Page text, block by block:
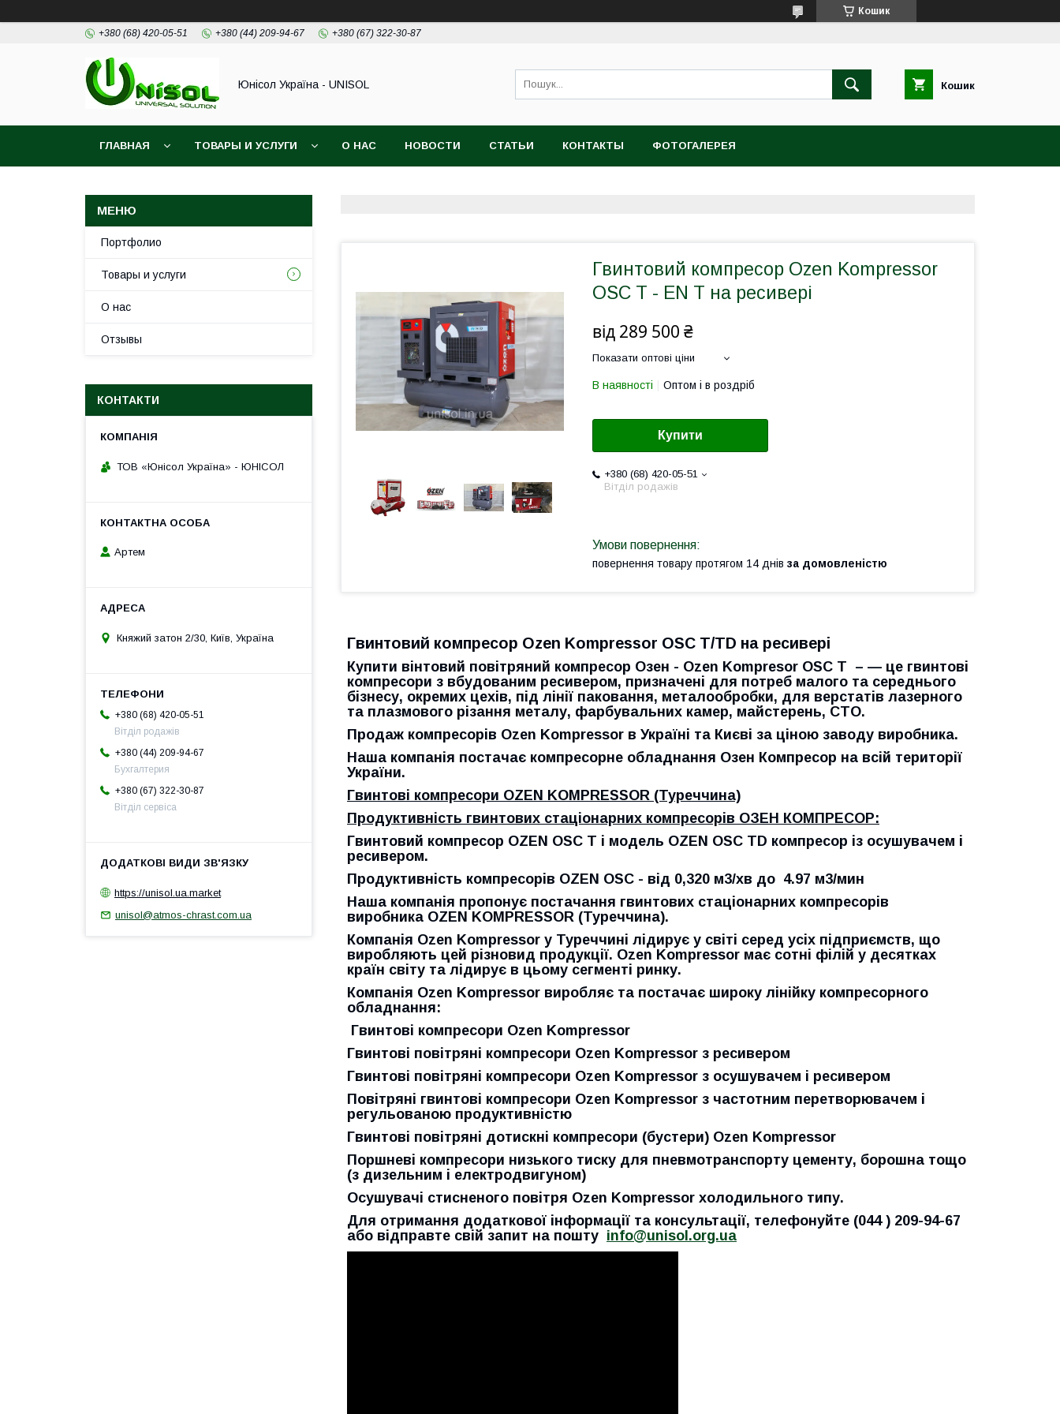
Кошик
+380 (68) 420-05-51 +380 (44) 209-94-67 +380 (67) 322-30-87
Юнісол Україна - UNISOL Кошик
ГЛАВНАЯ ТОВАРЫ И УСЛУГИ О НАС НОВОСТИ СТАТЬИ КОНТАКТЫ ФОТОГАЛЕРЕЯ
Гвинтовий компресор Ozen Kompressor
OSC T - EN T на ресивері
від 289 500 ₴
Показати оптові ціни
В наявності Оптом і в роздріб
Купити
+380 (68) 420-05-51
Вітділ родажів
повернення товару протягом 14 днів за домовленістю
Гвинтовий компресор Ozen Kompressor OSC T/TD на ресивері
Купити вінтовий повітряний компресор Озен - Ozen Kompresor OSC T – — це гвинтові
компресори з вбудованим ресивером, призначені для потреб малого та середнього
бізнесу, окремих цехів, під лінії паковання, металообробки, для верстатів лазерного
та плазмового різання металу, фарбувальних камер, майстерень, СТО.
Продаж компресорів Ozen Kompressor в Україні та Києві за ціною заводу виробника.
Наша компанія постачає компресорне обладнання Озен Компресор на всій території
України.
Гвинтові компресори OZEN KOMPRESSOR (Туреччина)
Продуктивність гвинтових стаціонарних компресорів ОЗЕН КОМПРЕСОР:
Гвинтовий компресор OZEN OSC T і модель OZEN OSC TD компресор із осушувачем і
ресивером.
Продуктивність компресорів OZEN OSC - від 0,320 м3/хв до 4.97 м3/мин
Наша компанія пропонує постачання гвинтових стаціонарних компресорів
виробника OZEN KOMPRESSOR (Туреччина).
Компанія Ozen Kompressor у Туреччині лідирує у світі серед усіх підприємств, що
виробляють цей різновид продукції. Ozen Kompressor має сотні філій у десятках
країн світу та лідирує в цьому сегменті ринку.
Компанія Ozen Kompressor виробляє та постачає широку лінійку компресорного
обладнання:
Гвинтові компресори Ozen Kompressor
Гвинтові повітряні компресори Ozen Kompressor з ресивером
Гвинтові повітряні компресори Ozen Kompressor з осушувачем і ресивером
Повітряні гвинтові компресори Ozen Kompressor з частотним перетворювачем і
регульованою продуктивністю
Гвинтові повітряні дотискні компресори (бустери) Ozen Kompressor
Поршневі компресори низького тиску для пневмотранспорту цементу, борошна тощо
(з дизельним і електродвигуном)
Осушувачі стисненого повітря Ozen Kompressor холодильного типу.
Для отримання додаткової інформації та консультації, телефонуйте 044
209-94-67
або відправте свій запит на пошту info@unisol.org.ua
Портфолио
Товары и услуги
О нас
Отзывы
КОНТАКТИ
ТОВ «Юнісол Україна» - ЮНІСОЛ
Артем
Княжий затон 2/30, Київ, Україна
+380 (68) 420-05-51
Вітділ родажів
+380 (44) 209-94-67
Бухгалтерия
+380 (67) 322-30-87
Вітділ сервіса
https://unisol.ua.market
unisol@atmos-chrast.com.ua